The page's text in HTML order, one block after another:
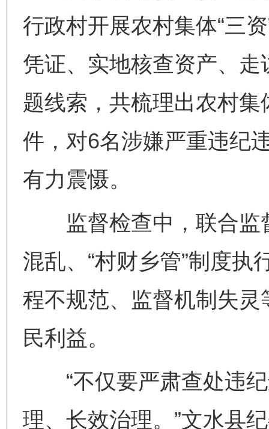
行政村开展农村集体“三
凭证、实地核查资产、
题线索，共梳理出农村集
件，对6名涉嫌严重违纪
有力震慑。
监督检查中，联合监
混乱、“村财乡管”制度
程不规范、监督机制失
民利益。
“不仅要严肃查处违纪
理、长效治理。”文水县